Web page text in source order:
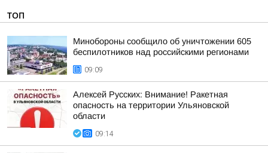
ТОП
Минобороны сообщило об уничтожении 605
беспилотников над российскими регионами
09:09
Алексей Русских: Внимание! Ракетная
опасность на территории Ульяновской
области
09:14